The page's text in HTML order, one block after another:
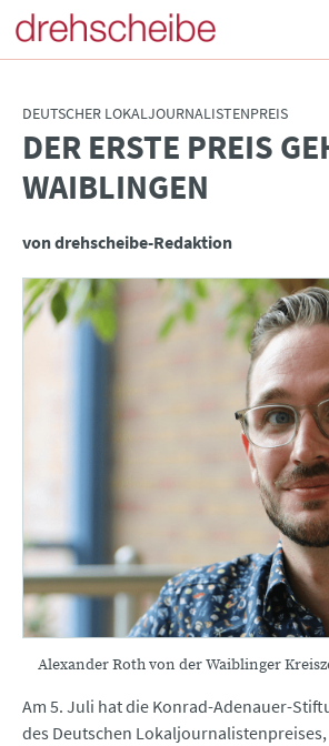
DEUTSCHER LOKALJOURNALISTENPREIS
:DER ERSTE PREIS
WAIBLINGEN
von drehscheibe-Redaktion
Alexander Roth von der Waiblinger
Am 5. Juli hat die Konrad-Adenauer-
des Deutschen